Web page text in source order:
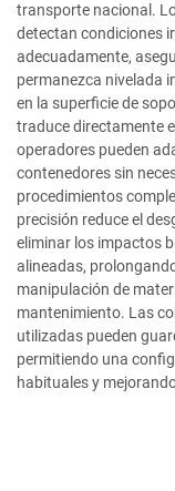
transporte nacional.
detectan condiciones
adecuadamente,
permanezca nivelada
en la superficie de
traduce directamente
operadores pueden
contenedores sin
procedimientos
precisión reduce el
eliminar los impactos
alineadas,
manipulación de
mantenimiento. Las
utilizadas pueden
permitiendo una
habituales y